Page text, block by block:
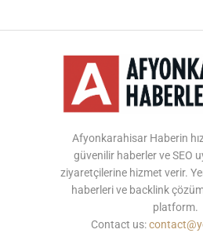
Afyonkarahisar Haberin
güvenilir haberler ve SEO
ziyaretçilerine hizmet verir.
haberleri ve backlink
platform.
Contact us: